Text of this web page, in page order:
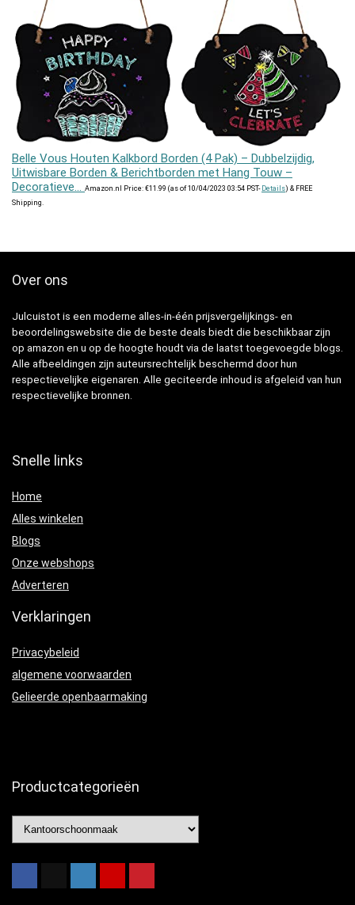
Belle Vous Houten Kalkbord Borden (4 Pak) – Dubbelzijdig,
Uitwisbare Borden & Berichtborden met Hang Touw –
Decoratieve… Amazon.nl Price: €11.99 (as of 10/04/2023 03:54 PST- Details) & FREE
Shipping.
Over ons
Julcuistot is een moderne alles-in-één prijsvergelijkings- en
beoordelingswebsite die de beste deals biedt die beschikbaar zijn
op amazon en u op de hoogte houdt via de laatst toegevoegde blogs.
Alle afbeeldingen zijn auteursrechtelijk beschermd door hun
respectievelijke eigenaren. Alle geciteerde inhoud is afgeleid van hun
respectievelijke bronnen.
Snelle links
Home
Alles winkelen
Blogs
Onze webshops
Adverteren
Verklaringen
Privacybeleid
algemene voorwaarden
Gelieerde openbaarmaking
Productcategorieën